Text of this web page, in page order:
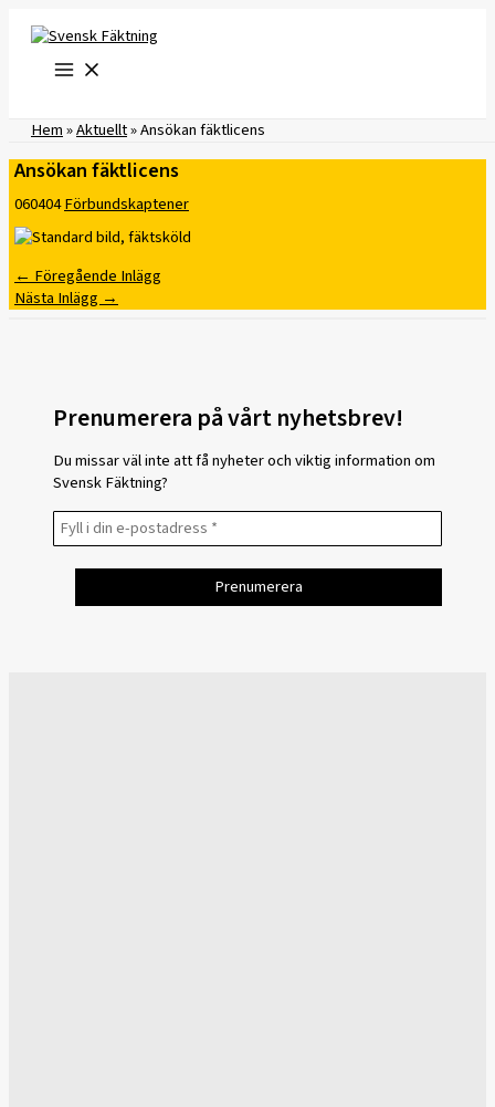
innehåll
Hem»Aktuellt»Ansökan fäktlicens
Ansökan fäktlicens
060404Förbundskaptener
← Föregående Inlägg
Nästa Inlägg →
Prenumerera på vårt nyhetsbrev!
Du missar väl inte att få nyheter och viktig information om
Svensk Fäktning?